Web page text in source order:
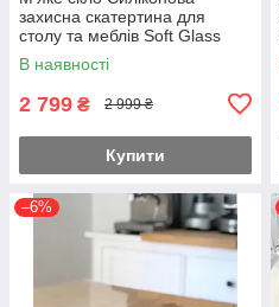
захисна скатертина для
столу та меблів Soft Glass
(3.1х1.0м) товщина 1,5мм
Прозора
В наявності
2 799 ₴ 2 999 ₴
Купити
–6%